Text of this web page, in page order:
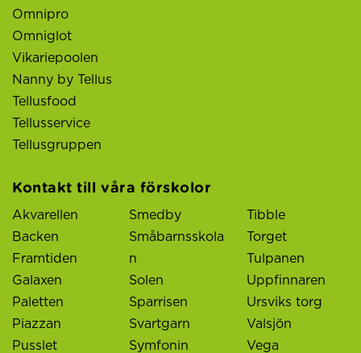
Omnipro
Omniglot
Vikariepoolen
Nanny by Tellus
Tellusfood
Tellusservice
Tellusgruppen
Kontakt till våra förskolor
Akvarellen
Backen
Framtiden
Galaxen
Paletten
Piazzan
Pusslet
Smedby
Småbarnsskola
n
Solen
Sparrisen
Svartgarn
Symfonin
Tibble
Torget
Tulpanen
Uppfinnaren
Ursviks torg
Valsjön
Vega